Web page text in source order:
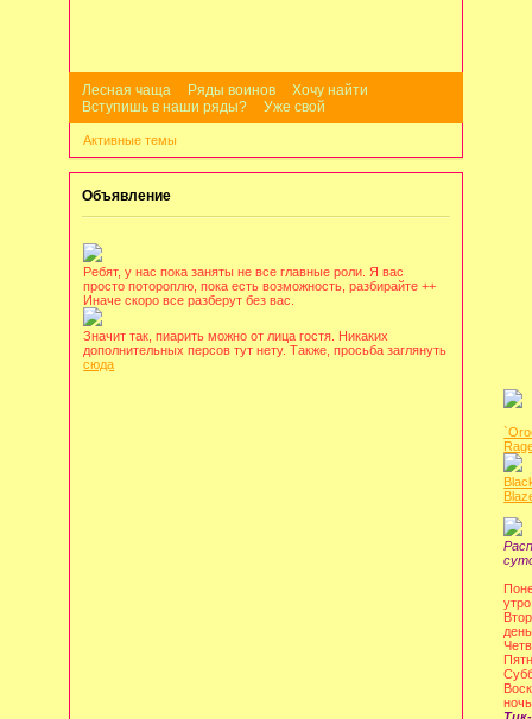
Лесная чаща Ряды воинов
Хочу найти
Вступишь в наши ряды?
Уже свой
Активные темы
Объявление
Ребят, у нас пока заняты не все главные роли. Я вас
просто потороплю, пока есть возможность, разбирайте ++
Иначе скоро все разберут без вас.
Значит так, пиарить можно от лица гостя. Никаких
дополнительных персов тут нету. Также, просьба заглянуть
сюда